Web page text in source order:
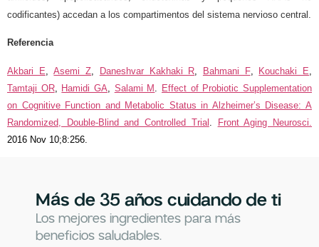
codificantes) accedan a los compartimentos del sistema nervioso central.
Referencia
Akbari E ,Asemi Z Daneshvar Kakhaki R Bahmani F, Kouchaki E
Tamtaji OR, Hamidi GA Salami M
Effect of Probiotic Supplementation
on Cognitive Function and Metabolic Status in Alzheimer’s Disease: A
Randomized, Double-Blind and Controlled Trial
Front Aging Neurosci.
2016 Nov 10;8:256.
Más de 35 años cuidando de ti
Los mejores ingredientes para más
beneficios saludables.